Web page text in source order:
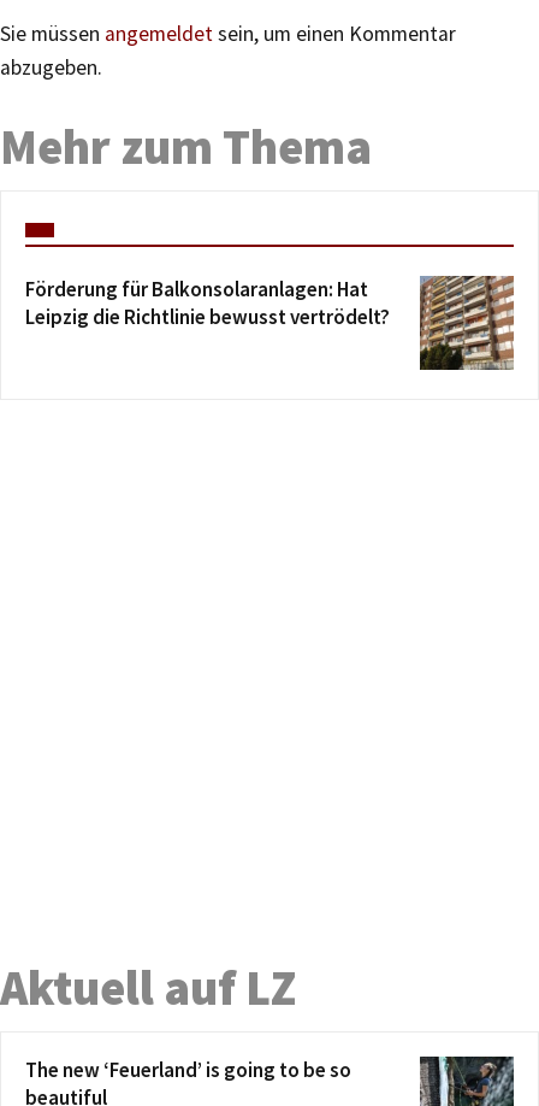
Sie müssen angemeldetsein, um einen Kommentar
abzugeben.
Mehr zum Thema
Förderung für Balkonsolaranlagen: Hat
Leipzig die Richtlinie bewusst vertrödelt?
Aktuell auf LZ
The new ‘Feuerland’ is going to be so
beautiful